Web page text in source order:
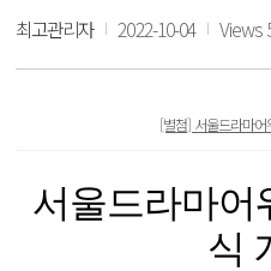
최고관리자 2022-10-04 Views
[별첨] 서울드라마
서울드라마어
식